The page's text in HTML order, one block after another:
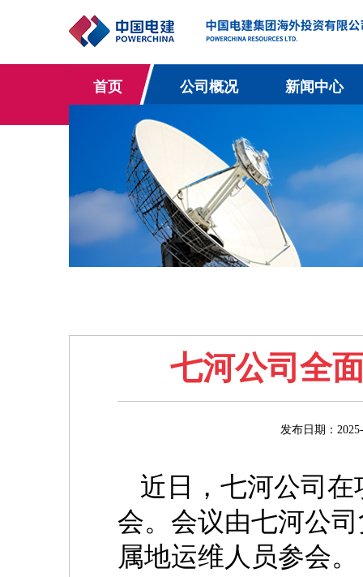
首页 公司概况 新闻中心
七河公司全
发布日期：
近日，七河公司
会。会议由七河公
属地运维人员参会。